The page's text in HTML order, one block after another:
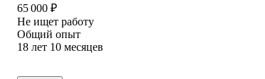
65 000 ₽
Не ищет работу
Общий опыт
18 лет 10 месяцев